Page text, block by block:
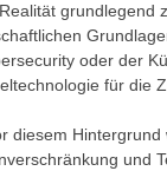
grundlegend
oder der
für die
diesem
und